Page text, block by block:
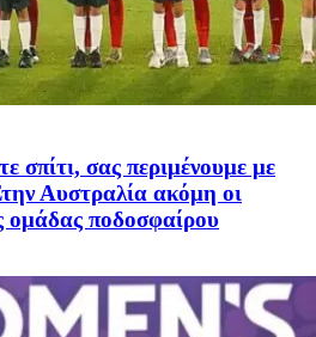
σας περιμένουμε με
Αυστραλία ακόμη οι
ομάδας ποδοσφαίρου